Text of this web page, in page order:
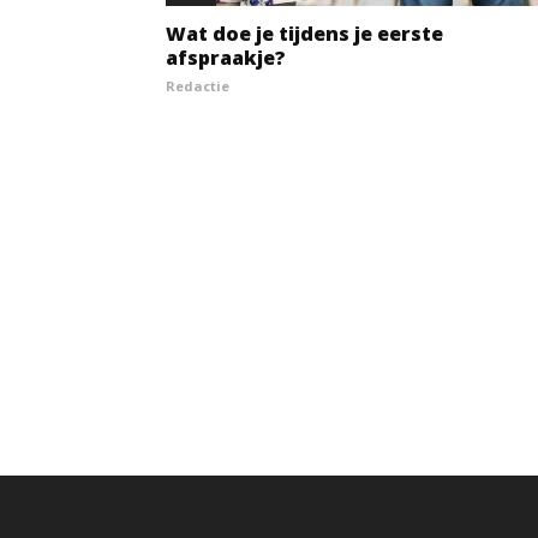
Wat doe je tijdens je eerste
afspraakje?
Redactie